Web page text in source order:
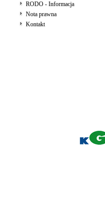
RODO - Informacja
Nota prawna
Kontakt